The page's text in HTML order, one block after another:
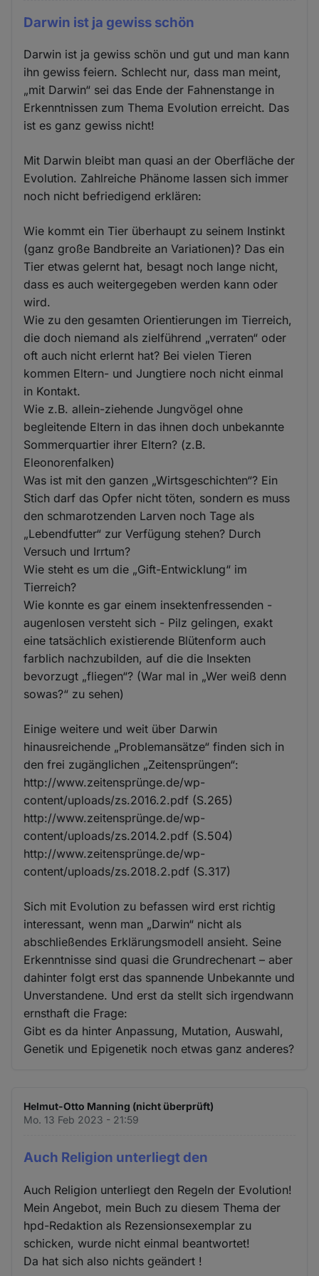
Darwin ist ja gewiss schön
Darwin ist ja gewiss schön und gut und man kann
ihn gewiss feiern. Schlecht nur, dass man meint,
„mit Darwin“ sei das Ende der Fahnenstange in
Erkenntnissen zum Thema Evolution erreicht. Das
ist es ganz gewiss nicht!
Mit Darwin bleibt man quasi an der Oberfläche der
Evolution. Zahlreiche Phänome lassen sich immer
noch nicht befriedigend erklären:
Wie kommt ein Tier überhaupt zu seinem Instinkt
(ganz große Bandbreite an Variationen)? Das ein
Tier etwas gelernt hat, besagt noch lange nicht,
dass es auch weitergegeben werden kann oder
wird.
Wie zu den gesamten Orientierungen im Tierreich,
die doch niemand als zielführend „verraten“ oder
oft auch nicht erlernt hat? Bei vielen Tieren
kommen Eltern- und Jungtiere noch nicht einmal
in Kontakt.
Wie z.B. allein-ziehende Jungvögel ohne
begleitende Eltern in das ihnen doch unbekannte
Sommerquartier ihrer Eltern? (z.B.
Eleonorenfalken)
Was ist mit den ganzen „Wirtsgeschichten“? Ein
Stich darf das Opfer nicht töten, sondern es muss
den schmarotzenden Larven noch Tage als
„Lebendfutter“ zur Verfügung stehen? Durch
Versuch und Irrtum?
Wie steht es um die „Gift-Entwicklung“ im
Tierreich?
Wie konnte es gar einem insektenfressenden -
augenlosen versteht sich - Pilz gelingen, exakt
eine tatsächlich existierende Blütenform auch
farblich nachzubilden, auf die die Insekten
bevorzugt „fliegen“? (War mal in „Wer weiß denn
sowas?“ zu sehen)
Einige weitere und weit über Darwin
hinausreichende „Problemansätze“ finden sich in
den frei zugänglichen „Zeitensprüngen“:
http://www.zeitensprünge.de/wp-
content/uploads/zs.2016.2.pdf (S.265)
http://www.zeitensprünge.de/wp-
content/uploads/zs.2014.2.pdf (S.504)
http://www.zeitensprünge.de/wp-
content/uploads/zs.2018.2.pdf (S.317)
Sich mit Evolution zu befassen wird erst richtig
interessant, wenn man „Darwin“ nicht als
abschließendes Erklärungsmodell ansieht. Seine
Erkenntnisse sind quasi die Grundrechenart – aber
dahinter folgt erst das spannende Unbekannte und
Unverstandene. Und erst da stellt sich irgendwann
ernsthaft die Frage:
Gibt es da hinter Anpassung, Mutation, Auswahl,
Genetik und Epigenetik noch etwas ganz anderes?
Helmut-Otto Manning (nicht überprüft)
Mo. 13 Feb 2023 - 21:59
Auch Religion unterliegt den
Auch Religion unterliegt den Regeln der Evolution!
Mein Angebot, mein Buch zu diesem Thema der
hpd-Redaktion als Rezensionsexemplar zu
schicken, wurde nicht einmal beantwortet!
Da hat sich also nichts geändert !